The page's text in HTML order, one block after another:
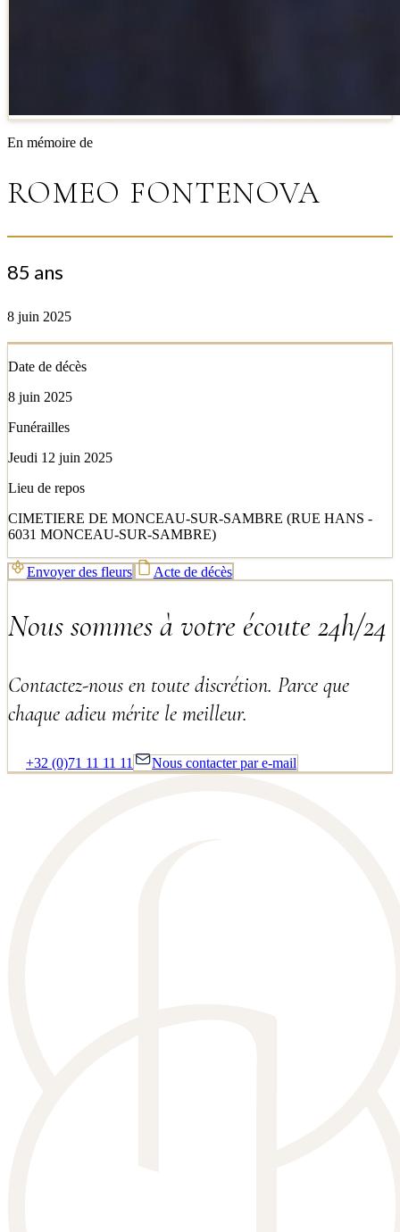
En mémoire de
ROMEO FONTENOVA
85 ans
8 juin 2025
Date de décès
8 juin 2025
Funérailles
Jeudi 12 juin 2025
Lieu de repos
CIMETIERE DE MONCEAU-SUR-SAMBRE (RUE HANS -
6031 MONCEAU-SUR-SAMBRE)
Envoyer des fleurs Acte de décès
Nous sommes à votre écoute 24h/24
Contactez-nous en toute discrétion. Parce que
chaque adieu mérite le meilleur.
+32 (0)71 11 11 11 Nous contacter par e-mail